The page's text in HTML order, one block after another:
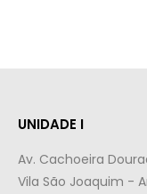
UNIDADE I
Av. Cachoeira
Vila São Joaquim -